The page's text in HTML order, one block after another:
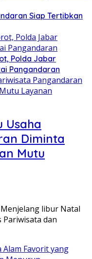
Siap Tertibkan
Polda Jabar
Pangandaran
Usaha
Diminta
Mutu
libur Natal
Pariwisata dan